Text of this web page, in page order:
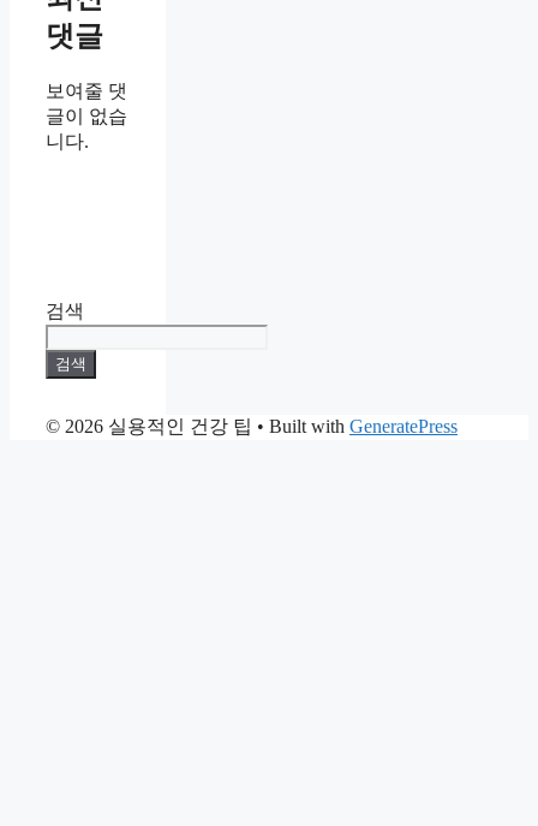
댓글
보여줄 댓
글이 없습
니다.
검색
검색
© 2026 실용적인 건강 팁 • Built with GeneratePress